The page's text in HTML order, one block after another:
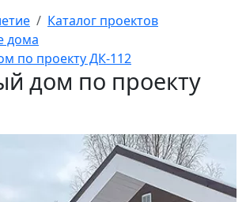
Каталог проектов
дома
по проекту ДК-112
дом по проекту